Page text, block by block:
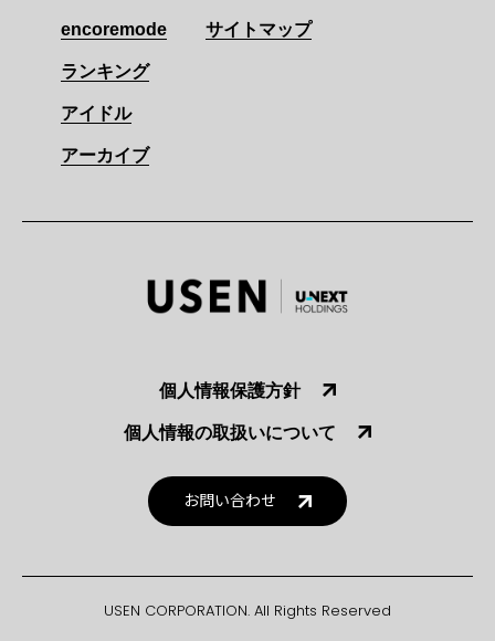
encoremode
ランキング
アイドル
アーカイブ
サイトマップ
個人情報保護方針
個人情報の取扱いについて
お問い合わせ
USEN CORPORATION. All Rights Reserved